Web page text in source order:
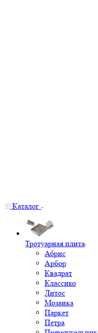
Каталог
Тротуарная плита
Абрис
Арбор
Квадрат
Классико
Литос
Мозаика
Паркет
Петра